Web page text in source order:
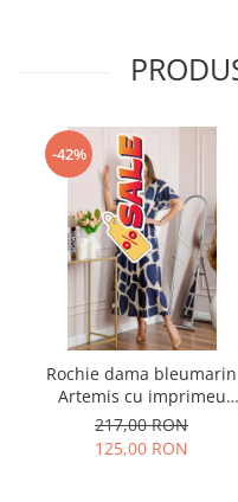
-42%
Rochie dama bleumarin
Artemis cu imprimeu
abstract si cordon in talie
217,00 RON
125,00 RON